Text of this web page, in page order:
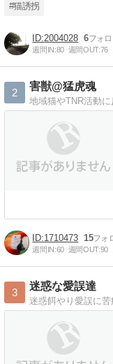
#猫誘拐
2004028 6
週間IN:80 週間OUT:76
2
害獣@猛虎魂
1710473 15
週間IN:60 週間OUT:90
3
迷惑な愛誤達